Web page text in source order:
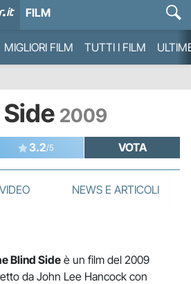
FILM
MIGLIORI FILM TUTTI I FILM
2009
3.2/5 VOTA
VIDEO NEWS E ARTICOLI
Blind Sideè un film del 2009
da John Lee Hancock con